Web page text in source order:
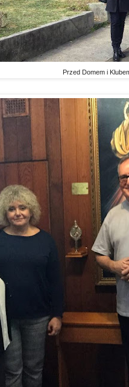
Przed Domem i